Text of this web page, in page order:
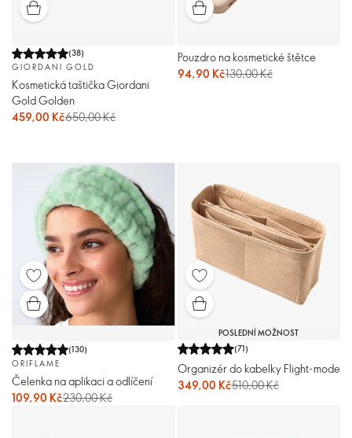
(38)
GIORDANI GOLD
Kosmetická taštička Giordani
Gold Golden
459,00 Kč650,00 Kč
Pouzdro na kosmetické štětce
94,90 Kč130,00 Kč
(130)
ORIFLAME
Čelenka na aplikaci a odlíčení
109,90 Kč230,00 Kč
POSLEDNÍ MOŽNOST
(71)
Organizér do kabelky Flight-mode
349,00 Kč510,00 Kč